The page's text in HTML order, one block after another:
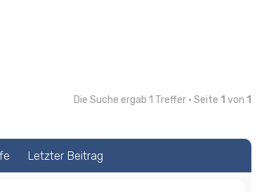
Die Suche ergab 1 Treffer • Seite 1 von 1
Letzter Beitrag